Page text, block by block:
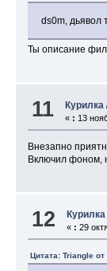
ds0m, дьявол
Ты описание
11 Курилка
« : 13
Внезапно
Включил фоном,
12 Курилка
« : 29
Цитата: Triangle